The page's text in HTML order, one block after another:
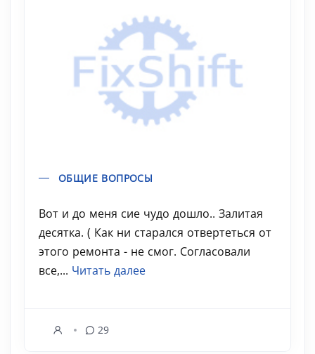
ОБЩИЕ ВОПРОСЫ
Вот и до меня сие чудо дошло.. Залитая
десятка. ( Как ни старался отвертеться от
этого ремонта - не смог. Согласовали
все,... Читать далее
29